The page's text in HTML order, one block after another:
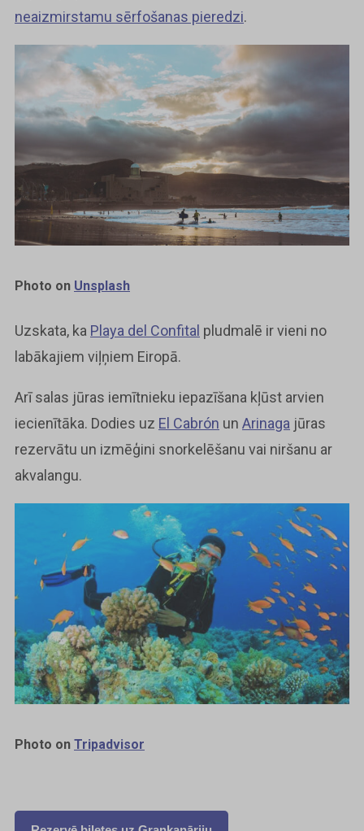
neaizmirstamu sērfošanas pieredzi.
Photo on Unsplash
Uzskata, ka Playa del Confital pludmalē ir vieni no
labākajiem viļņiem Eiropā.
Arī salas jūras iemītnieku iepazīšana kļūst arvien
iecienītāka. Dodies uz El Cabrón un Arinaga jūras
rezervātu un izmēģini snorkelēšanu vai niršanu ar
akvalangu.
Photo on Tripadvisor